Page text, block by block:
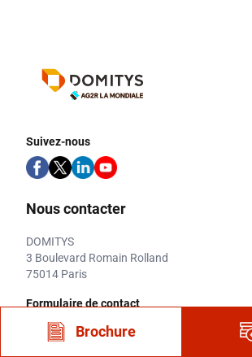
Suivez-nous
Nous contacter
DOMITYS
3 Boulevard Romain Rolland
75014 Paris
Formulaire de contact
Connaître les tarifs
Brochure